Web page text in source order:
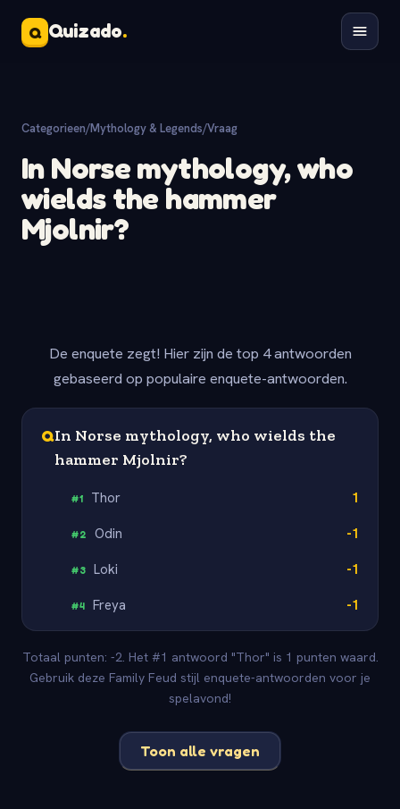
Q Quizado.
Categorieen/Mythology & Legends/Vraag
In Norse mythology, who
wields the hammer
Mjolnir?
De enquete zegt! Hier zijn de top 4 antwoorden
gebaseerd op populaire enquete-antwoorden.
QIn Norse mythology, who wields the
hammer Mjolnir?
#1 Thor 1
#2 Odin -1
#3 Loki -1
#4 Freya -1
Totaal punten: -2. Het #1 antwoord "Thor" is 1 punten waard.
Gebruik deze Family Feud stijl enquete-antwoorden voor je
spelavond!
Toon alle vragen